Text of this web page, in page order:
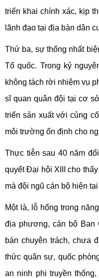
triển khai chính xác, kịp
lãnh đạo tại địa bàn dân
Thứ ba, sự thống nhất
Tổ quốc. Trong kỷ
không tách rời nhiệm vụ
sĩ quan quân đội tại cơ
triển sản xuất với củng
môi trường ổn định cho
Thực tiễn sau 40 năm
quyết Đại hội XIII cho
mà đội ngũ cán bộ hiện
Một là, lỗ hổng trong
địa phương, cán bộ Ban
bán chuyên trách, chưa
thức quân sự, quốc
an ninh phi truyền